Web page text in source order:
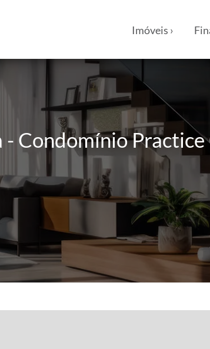
Imóveis ›
Condomínio Practice